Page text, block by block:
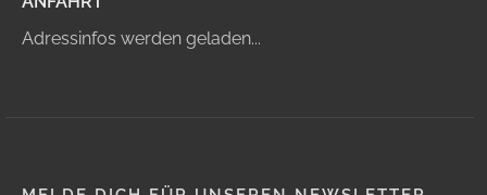
Adressinfos werden geladen...